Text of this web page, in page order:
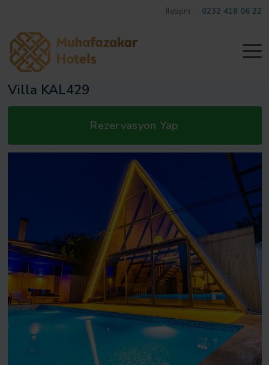
İletişim : 0232 418 06 22
Villa KAL429
Rezervasyon Yap